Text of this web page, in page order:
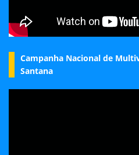
Campanha Nacional de
Santana